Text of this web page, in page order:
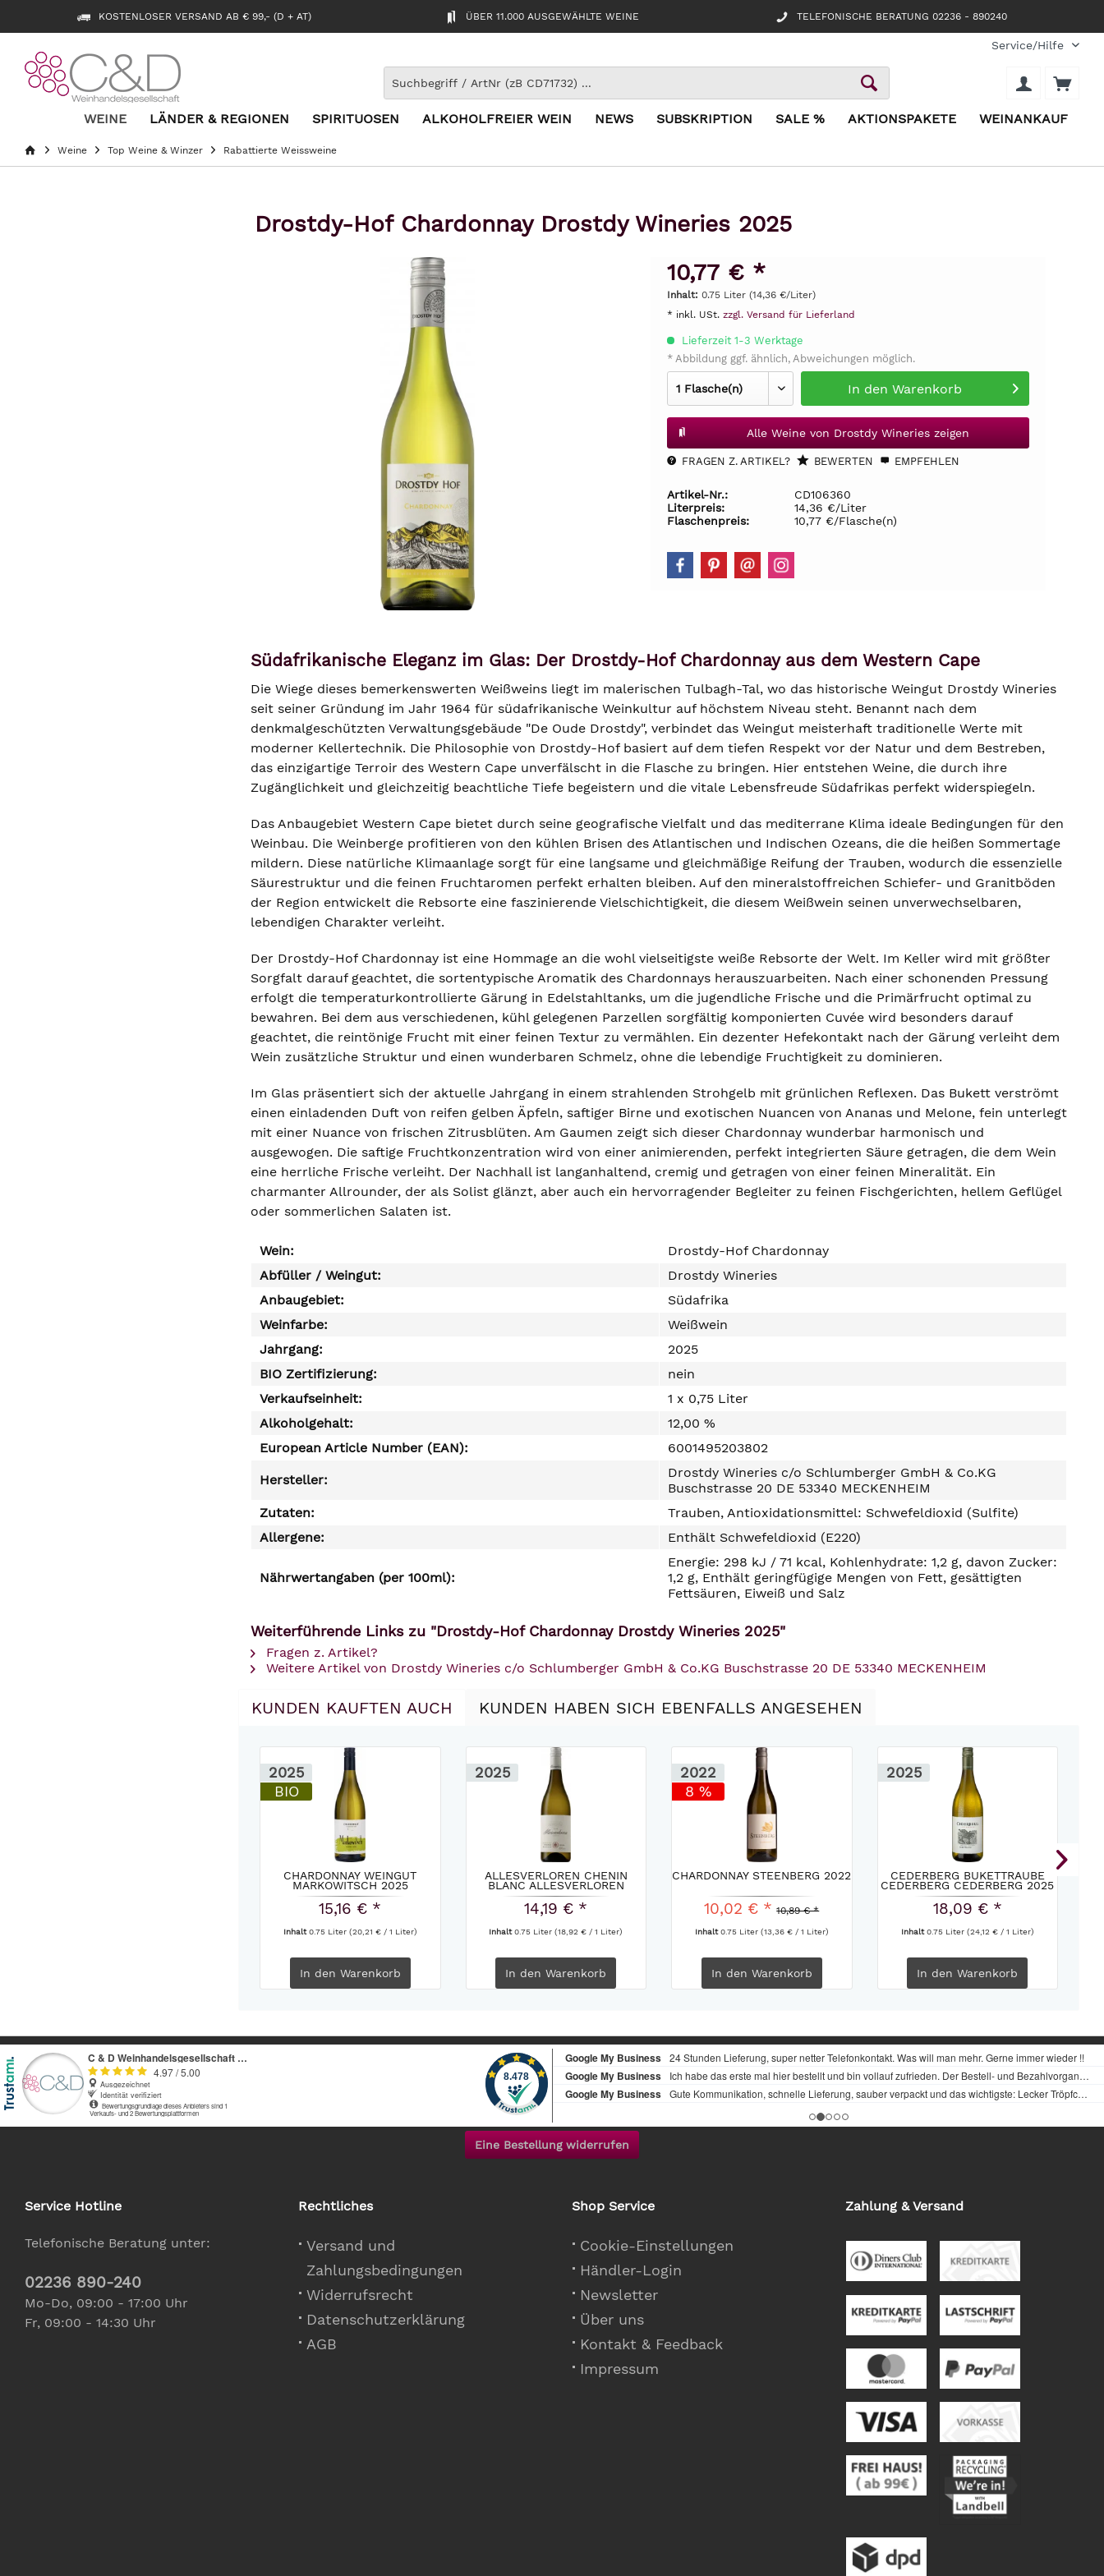
KOSTENLOSER VERSAND AB € 99,- (D + AT) ÜBER 11.000 AUSGEWÄHLTE WEINE TELEFONISCHE BERATUNG 02236 - 890240
Service/Hilfe
WEINE LÄNDER & REGIONEN SPIRITUOSEN ALKOHOLFREIER WEIN NEWS SUBSKRIPTION SALE % AKTIONSPAKETE WEINANKAUF
Weine Top Weine & Winzer Rabattierte Weissweine
Drostdy-Hof Chardonnay Drostdy Wineries 2025
10,77 € *
Inhalt: 0.75 Liter (14,36 €/Liter)
* inkl. USt. zzgl. Versand für Lieferland
Lieferzeit 1-3 Werktage
* Abbildung ggf. ähnlich, Abweichungen möglich.
In den Warenkorb
Alle Weine von Drostdy Wineries zeigen
FRAGEN Z. ARTIKEL? BEWERTEN EMPFEHLEN
Artikel-Nr.:
CD106360
Literpreis:
14,36 €/Liter
Flaschenpreis:
10,77 €/Flasche(n)
Südafrikanische Eleganz im Glas: Der Drostdy-Hof Chardonnay aus dem Western Cape
Die Wiege dieses bemerkenswerten Weißweins liegt im malerischen Tulbagh-Tal, wo das historische Weingut Drostdy Wineries
seit seiner Gründung im Jahr 1964 für südafrikanische Weinkultur auf höchstem Niveau steht. Benannt nach dem
denkmalgeschützten Verwaltungsgebäude "De Oude Drostdy", verbindet das Weingut meisterhaft traditionelle Werte mit
moderner Kellertechnik. Die Philosophie von Drostdy-Hof basiert auf dem tiefen Respekt vor der Natur und dem Bestreben,
das einzigartige Terroir des Western Cape unverfälscht in die Flasche zu bringen. Hier entstehen Weine, die durch ihre
Zugänglichkeit und gleichzeitig beachtliche Tiefe begeistern und die vitale Lebensfreude Südafrikas perfekt widerspiegeln.
Das Anbaugebiet Western Cape bietet durch seine geografische Vielfalt und das mediterrane Klima ideale Bedingungen für den
Weinbau. Die Weinberge profitieren von den kühlen Brisen des Atlantischen und Indischen Ozeans, die die heißen Sommertage
mildern. Diese natürliche Klimaanlage sorgt für eine langsame und gleichmäßige Reifung der Trauben, wodurch die essenzielle
Säurestruktur und die feinen Fruchtaromen perfekt erhalten bleiben. Auf den mineralstoffreichen Schiefer- und Granitböden
der Region entwickelt die Rebsorte eine faszinierende Vielschichtigkeit, die diesem Weißwein seinen unverwechselbaren,
lebendigen Charakter verleiht.
Der Drostdy-Hof Chardonnay ist eine Hommage an die wohl vielseitigste weiße Rebsorte der Welt. Im Keller wird mit größter
Sorgfalt darauf geachtet, die sortentypische Aromatik des Chardonnays herauszuarbeiten. Nach einer schonenden Pressung
erfolgt die temperaturkontrollierte Gärung in Edelstahltanks, um die jugendliche Frische und die Primärfrucht optimal zu
bewahren. Bei dem aus verschiedenen, kühl gelegenen Parzellen sorgfältig komponierten Cuvée wird besonders darauf
geachtet, die reintönige Frucht mit einer feinen Textur zu vermählen. Ein dezenter Hefekontakt nach der Gärung verleiht dem
Wein zusätzliche Struktur und einen wunderbaren Schmelz, ohne die lebendige Fruchtigkeit zu dominieren.
Im Glas präsentiert sich der aktuelle Jahrgang in einem strahlenden Strohgelb mit grünlichen Reflexen. Das Bukett verströmt
einen einladenden Duft von reifen gelben Äpfeln, saftiger Birne und exotischen Nuancen von Ananas und Melone, fein unterlegt
mit einer Nuance von frischen Zitrusblüten. Am Gaumen zeigt sich dieser Chardonnay wunderbar harmonisch und
ausgewogen. Die saftige Fruchtkonzentration wird von einer animierenden, perfekt integrierten Säure getragen, die dem Wein
eine herrliche Frische verleiht. Der Nachhall ist langanhaltend, cremig und getragen von einer feinen Mineralität. Ein
charmanter Allrounder, der als Solist glänzt, aber auch ein hervorragender Begleiter zu feinen Fischgerichten, hellem Geflügel
oder sommerlichen Salaten ist.
Wein:
Drostdy-Hof Chardonnay
Abfüller / Weingut:
Drostdy Wineries
Anbaugebiet:
Südafrika
Weinfarbe:
Weißwein
Jahrgang:
2025
BIO Zertifizierung:
nein
Verkaufseinheit:
1 x 0,75 Liter
Alkoholgehalt:
12,00 %
European Article Number (EAN):
6001495203802
Hersteller:
Drostdy Wineries c/o Schlumberger GmbH & Co.KG
Buschstrasse 20 DE 53340 MECKENHEIM
Zutaten:
Trauben, Antioxidationsmittel: Schwefeldioxid (Sulfite)
Allergene:
Enthält Schwefeldioxid (E220)
Nährwertangaben (per 100ml):
Energie: 298 kJ / 71 kcal, Kohlenhydrate: 1,2 g, davon Zucker:
1,2 g, Enthält geringfügige Mengen von Fett, gesättigten
Fettsäuren, Eiweiß und Salz
Weiterführende Links zu "Drostdy-Hof Chardonnay Drostdy Wineries 2025"
Fragen z. Artikel?
Weitere Artikel von Drostdy Wineries c/o Schlumberger GmbH & Co.KG Buschstrasse 20 DE 53340 MECKENHEIM
KUNDEN KAUFTEN AUCH KUNDEN HABEN SICH EBENFALLS ANGESEHEN
2025
BIO
CHARDONNAY WEINGUT
MARKOWITSCH 2025
15,16 € *
Inhalt0.75 Liter (20,21 € / 1 Liter)
In den Warenkorb
2025
ALLESVERLOREN CHENIN
BLANC ALLESVERLOREN
WINE...
14,19 € *
Inhalt0.75 Liter(18,92 € / 1 Liter)
In den Warenkorb
2022
8 %
CHARDONNAY STEENBERG 2022
10,02 € * 10,89 € *
Inhalt0.75 Liter (13,36 € / 1 Liter)
In den Warenkorb
2025
CEDERBERG BUKETTRAUBE
CEDERBERG CEDERBERG 2025
18,09 € *
Inhalt0.75 Liter (24,12 € / 1 Liter)
In den Warenkorb
Eine Bestellung widerrufen
Service Hotline
Telefonische Beratung unter:
02236 890-240
Mo-Do, 09:00 - 17:00 Uhr
Fr, 09:00 - 14:30 Uhr
Rechtliches
Versand und
Zahlungsbedingungen
Widerrufsrecht
Datenschutzerklärung
AGB
Shop Service
Cookie-Einstellungen
Händler-Login
Newsletter
Über uns
Kontakt & Feedback
Impressum
Zahlung & Versand